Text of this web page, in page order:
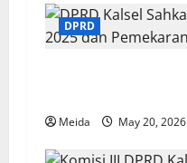
DPRD
Meida May 20, 2026